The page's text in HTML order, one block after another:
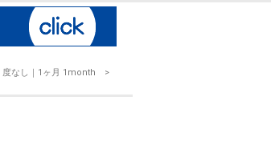
度なし｜1ヶ月 1month